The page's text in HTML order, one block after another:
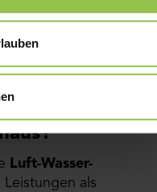
sauber aus, denn
100–300 €
Luft-Wasser-
als